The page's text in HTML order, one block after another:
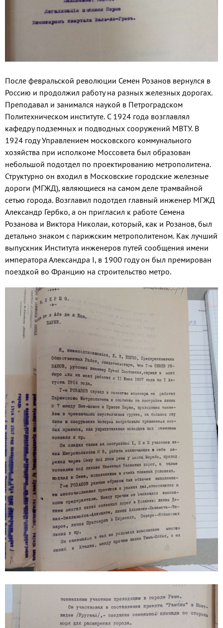
После февральской революции Семен Розанов вернулся в
Россию и продолжил работу на разных железных дорогах.
Преподавал и занимался наукой в Петроградском
Политехническом институте. С 1924 года возглавлял
кафедру подземных и подводных сооружений МВТУ. В
1924 году Управлением московского коммунального
хозяйства при исполкоме Моссовета был образован
небольшой подотдел по проектированию метрополитена.
Структурно он входил в Московские городские железные
дороги (МГЖД), являющиеся на самом деле трамвайной
сетью города. Возглавил подотдел главный инженер МГЖД
Александр Гербко, а он пригласил к работе Семена
Розанова и Виктора Николаи, который, как и Розанов, был
детально знаком с парижским метрополитеном. Как лучший
выпускник Института инженеров путей сообщения имени
императора Александра I, в 1900 году он был премирован
поездкой во Францию на строительство метро.